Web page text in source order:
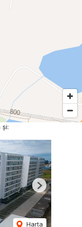
și:
Harta
Next